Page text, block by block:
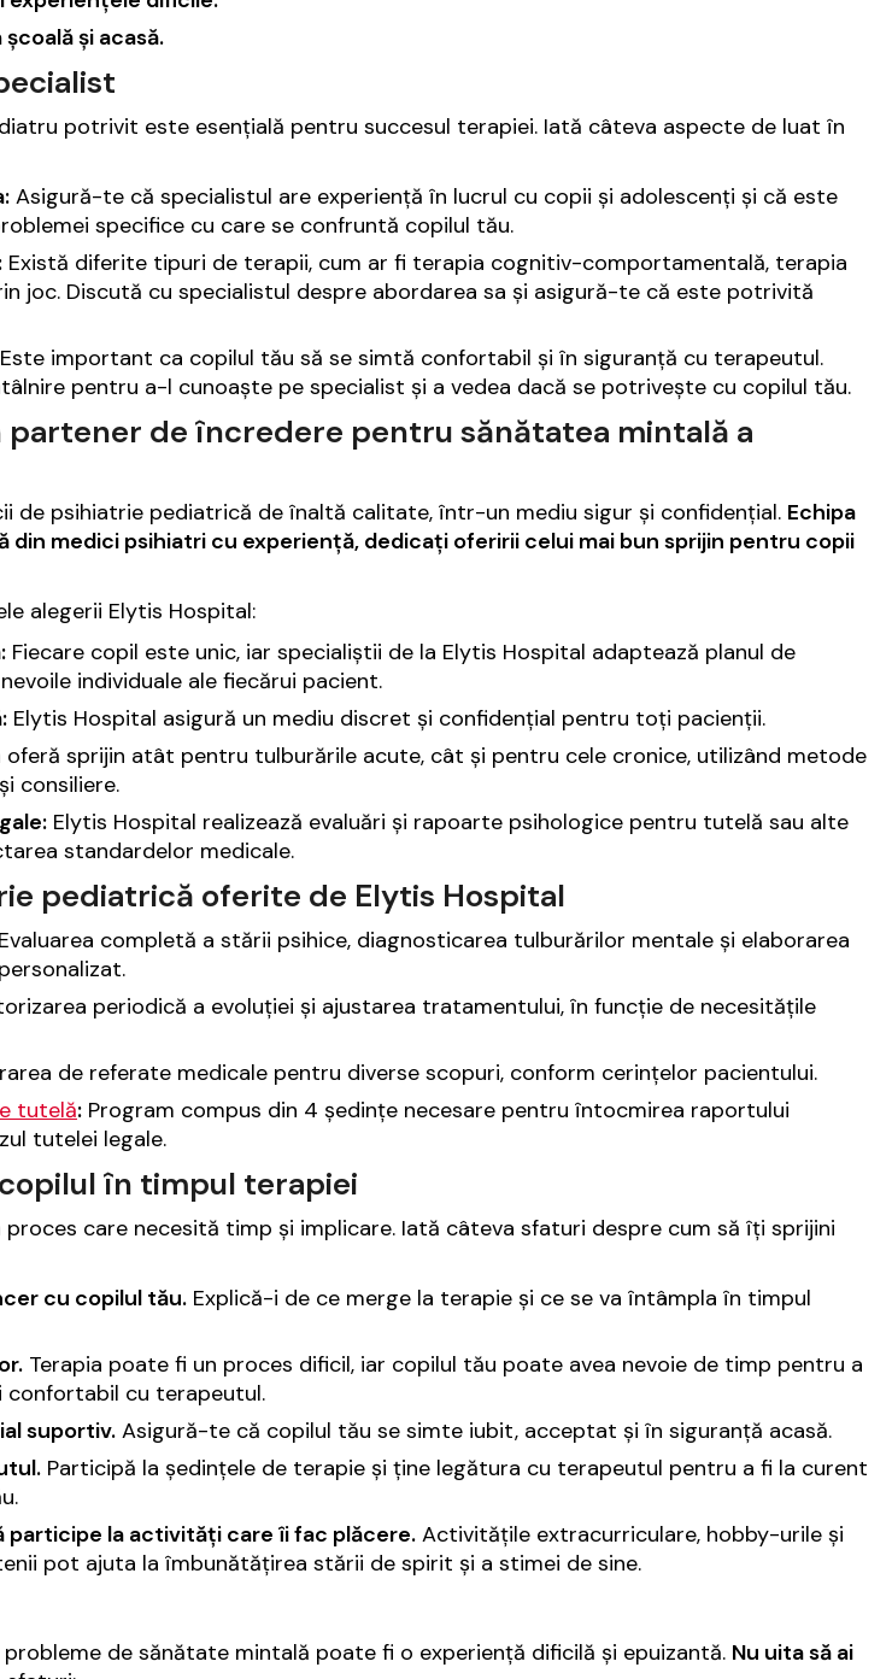
și acasă.
potrivit este esențială pentru succesul terapiei. Iată câteva aspecte de luat în
Asigură-te că specialistul are experiență în lucrul cu copii și adolescenți și că este
specifice cu care se confruntă copilul tău.
Există diferite tipuri de terapii, cum ar fi terapia cognitiv-comportamentală, terapia
joc. Discută cu specialistul despre abordarea sa și asigură-te că este potrivită
Este important ca copilul tău să se simtă confortabil și în siguranță cu terapeutul.
pentru a-l cunoaște pe specialist și a vedea dacă se potrivește cu copilul tău.
partener de încredere pentru sănătatea mintală a
de psihiatrie pediatrică de înaltă calitate, într-un mediu sigur și confidențial. Echipa
din medici psihiatri cu experiență, dedicați oferirii celui mai bun sprijin pentru copii
alegerii Elytis Hospital:
Fiecare copil este unic, iar specialiștii de la Elytis Hospital adaptează planul de
individuale ale fiecărui pacient.
Elytis Hospital asigură un mediu discret și confidențial pentru toți pacienții.
oferă sprijin atât pentru tulburările acute, cât și pentru cele cronice, utilizând metode
consiliere.
Elytis Hospital realizează evaluări și rapoarte psihologice pentru tutelă sau alte
standardelor medicale.
pediatrică oferite de Elytis Hospital
Evaluarea completă a stării psihice, diagnosticarea tulburărilor mentale și elaborarea
periodică a evoluției și ajustarea tratamentului, în funcție de necesitățile
de referate medicale pentru diverse scopuri, conform cerințelor pacientului.
tutelă: Program compus din 4 ședințe necesare pentru întocmirea raportului
tutelei legale.
în timpul terapiei
care necesită timp și implicare. Iată câteva sfaturi despre cum să îți sprijini
cu copilul tău. Explică-i de ce merge la terapie și ce se va întâmpla în timpul
Terapia poate fi un proces dificil, iar copilul tău poate avea nevoie de timp pentru a
confortabil cu terapeutul.
suportiv. Asigură-te că copilul tău se simte iubit, acceptat și în siguranță acasă.
Participă la ședințele de terapie și ține legătura cu terapeutul pentru a fi la curent
participe la activități care îi fac plăcere. Activitățile extracurriculare, hobby-urile și
pot ajuta la îmbunătățirea stării de spirit și a stimei de sine.
de sănătate mintală poate fi o experiență dificilă și epuizantă. Nu uita să ai